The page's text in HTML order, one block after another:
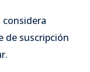
considera
de suscripción